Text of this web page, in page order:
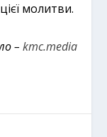
молитви.
– kmc.media